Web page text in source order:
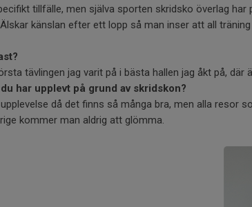
tillfälle, men själva sporten skridsko överlag har
känslan efter ett lopp så man inser att all
tävlingen jag varit på i bästa hallen jag åkt på, där
har upplevt på grund av skridskon?
då det finns så många bra, men alla resor
kommer man aldrig att glömma.